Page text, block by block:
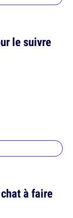
le suivre
à faire